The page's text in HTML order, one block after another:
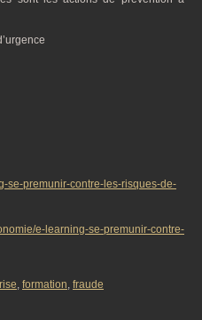
se-premunir-contre-les-risques-de-
e-learning-se-premunir-contre-
, formation, fraude